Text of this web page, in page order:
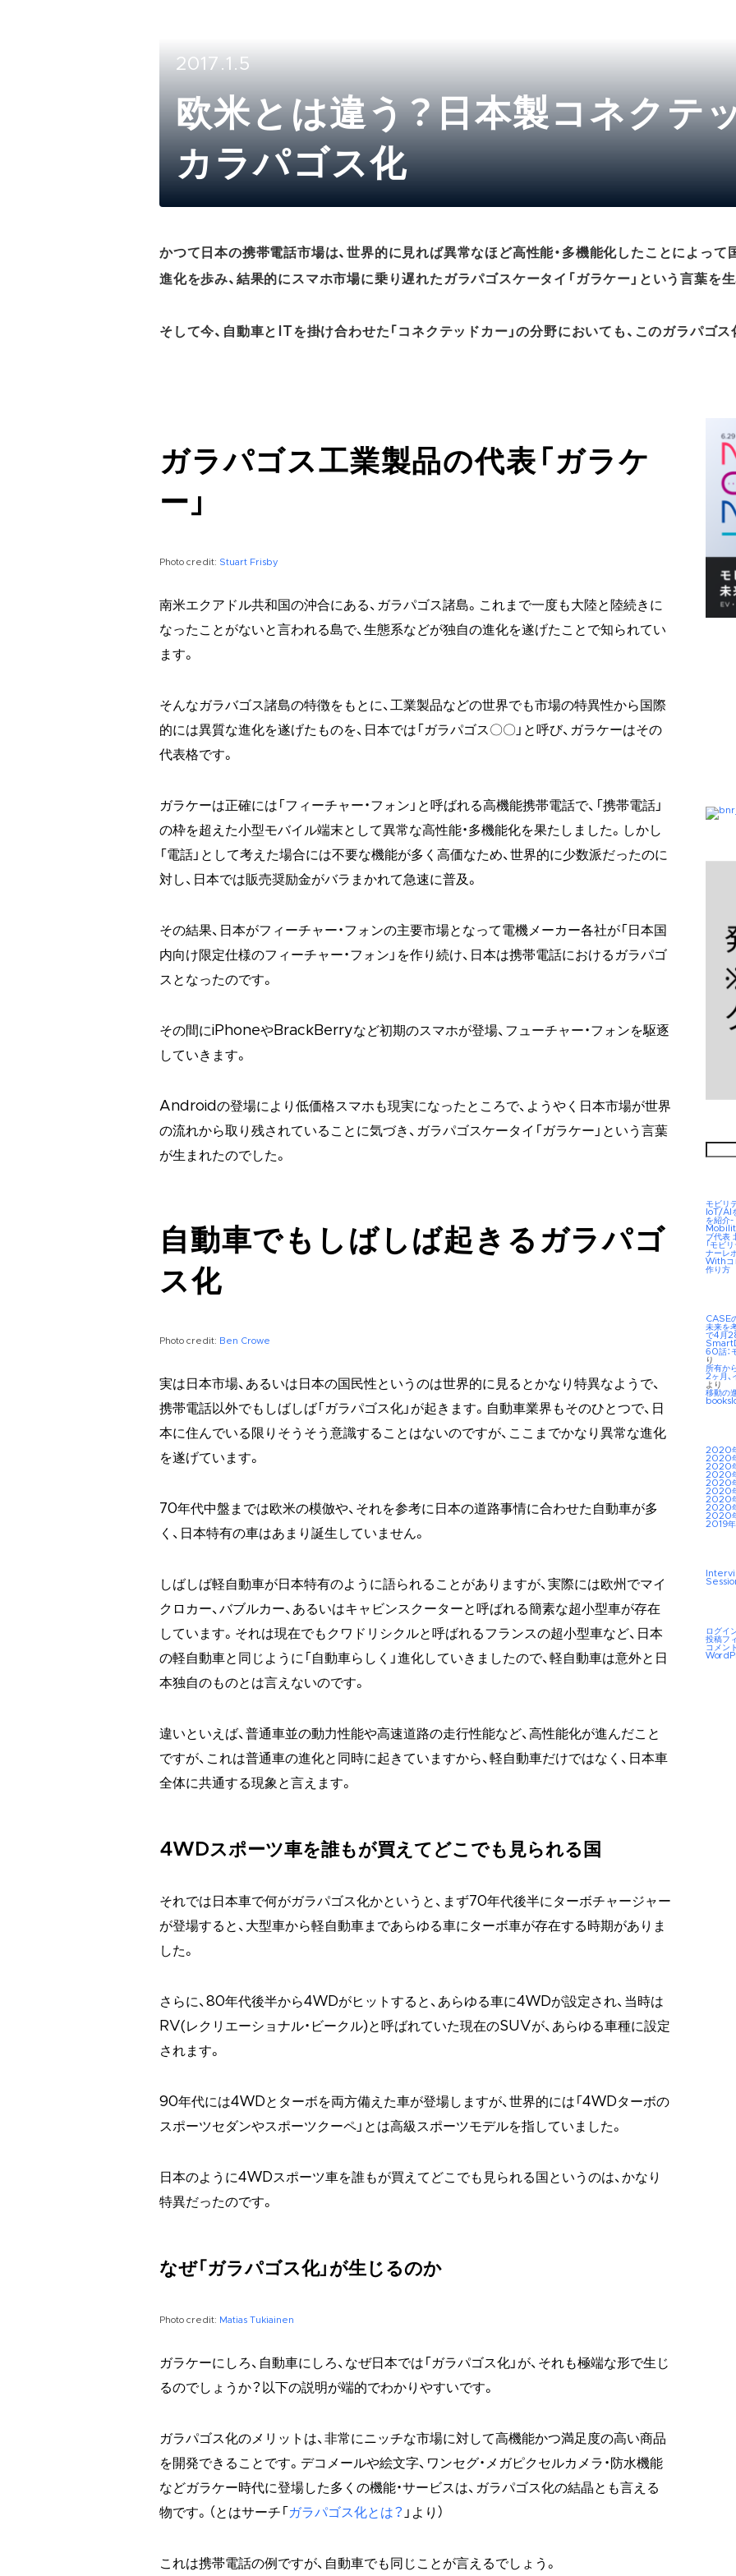
2017.1.5
欧米とは違う？日本製コネクテ
カラパゴス化
かつて日本の携帯電話市場は、世界的に見れば異常なほど高性能・多機能化したことによっ
進化を歩み、結果的にスマホ市場に乗り遅れたガラパゴスケータイ「ガラケー」という言葉を生
そして今、自動車とITを掛け合わせた「コネクテッドカー」の分野においても、このガラパゴス
ガラパゴス工業製品の代表「ガラケ
ー」
Photo credit: Stuart Frisby
南米エクアドル共和国の沖合にある、ガラパゴス諸島。これまで一度も大陸と陸続きに
なったことがないと言われる島で、生態系などが独自の進化を遂げたことで知られてい
ます。
そんなガラバゴス諸島の特徴をもとに、工業製品などの世界でも市場の特異性から国際
的には異質な進化を遂げたものを、日本では「ガラパゴス〇〇」と呼び、ガラケーはその
代表格です。
ガラケーは正確には「フィーチャー・フォン」と呼ばれる高機能携帯電話で、「携帯電話」
の枠を超えた小型モバイル端末として異常な高性能・多機能化を果たしました。しかし
「電話」として考えた場合には不要な機能が多く高価なため、世界的に少数派だったのに
対し、日本では販売奨励金がバラまかれて急速に普及。
その結果、日本がフィーチャー・フォンの主要市場となって電機メーカー各社が「日本国
内向け限定仕様のフィーチャー・フォン」を作り続け、日本は携帯電話におけるガラパゴ
スとなったのです。
その間にiPhoneやBrackBerryなど初期のスマホが登場、フューチャー・フォンを駆逐
していきます。
Androidの登場により低価格スマホも現実になったところで、ようやく日本市場が世界
の流れから取り残されていることに気づき、ガラパゴスケータイ「ガラケー」という言葉
が生まれたのでした。
自動車でもしばしば起きるガラパゴ
ス化
Photo credit: Ben Crowe
実は日本市場、あるいは日本の国民性というのは世界的に見るとかなり特異なようで、
携帯電話以外でもしばしば「ガラパゴス化」が起きます。自動車業界もそのひとつで、日
本に住んでいる限りそうそう意識することはないのですが、ここまでかなり異常な進化
を遂げています。
70年代中盤までは欧米の模倣や、それを参考に日本の道路事情に合わせた自動車が多
く、日本特有の車はあまり誕生していません。
しばしば軽自動車が日本特有のように語られることがありますが、実際には欧州でマイ
クロカー、バブルカー、あるいはキャビンスクーターと呼ばれる簡素な超小型車が存在
しています。それは現在でもクワドリシクルと呼ばれるフランスの超小型車など、日本
の軽自動車と同じように「自動車らしく」進化していきましたので、軽自動車は意外と日
本独自のものとは言えないのです。
違いといえば、普通車並の動力性能や高速道路の走行性能など、高性能化が進んだこと
ですが、これは普通車の進化と同時に起きていますから、軽自動車だけではなく、日本車
全体に共通する現象と言えます。
4WDスポーツ車を誰もが買えてどこでも見られる国
それでは日本車で何がガラパゴス化かというと、まず70年代後半にターボチャージャー
が登場すると、大型車から軽自動車まであらゆる車にターボ車が存在する時期がありま
した。
さらに、80年代後半から4WDがヒットすると、あらゆる車に4WDが設定され、当時は
RV(レクリエーショナル・ビークル)と呼ばれていた現在のSUVが、あらゆる車種に設定
されます。
90年代には4WDとターボを両方備えた車が登場しますが、世界的には「4WDターボの
スポーツセダンやスポーツクーペ」とは高級スポーツモデルを指していました。
日本のように4WDスポーツ車を誰もが買えてどこでも見られる国というのは、かなり
特異だったのです。
なぜ「ガラパゴス化」が生じるのか
Photo credit: Matias Tukiainen
ガラケーにしろ、自動車にしろ、なぜ日本では「ガラパゴス化」が、それも極端な形で生じ
るのでしょうか？以下の説明が端的でわかりやすいです。
ガラパゴス化のメリットは、非常にニッチな市場に対して高機能かつ満足度の高い商品
を開発できることです。デコメールや絵文字、ワンセグ・メガピクセルカメラ・防水機能
などガラケー時代に登場した多くの機能・サービスは、ガラパゴス化の結晶とも言える
物です。（とはサーチ「 ガラパゴス化とは？ 」より）
これは携帯電話の例ですが、自動車でも同じことが言えるでしょう。
検
モビリ
IoT/AI
を紹介-
ブ代表
「モビ
ナーレ
Withコ
作り方
CASE
未来を
で4月
60話：
り
所有か
2ヶ月
より
移動の
2020
2020
2020
2020
2020
2020
2020
2020
2020
2019年
ログイ
投稿フ
コメン